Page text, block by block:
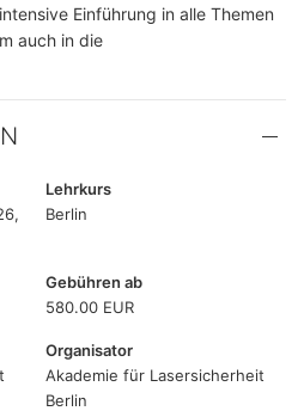
Einführung in alle Themen
auch in die
Lehrkurs
Berlin
Gebühren ab
580.00 EUR
Organisator
Akademie für Lasersicherheit
Berlin